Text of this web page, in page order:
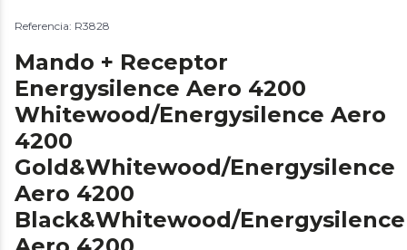
Referencia: R3828
Mando + Receptor
Energysilence Aero 4200
Whitewood/Energysilence Aero
4200
Gold&Whitewood/Energysilence
Aero 4200
Black&Whitewood/Energysilence